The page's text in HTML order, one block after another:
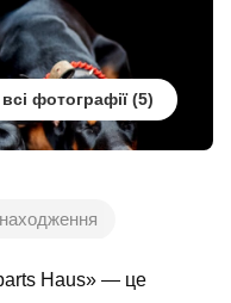
фотографії
Haus» — це